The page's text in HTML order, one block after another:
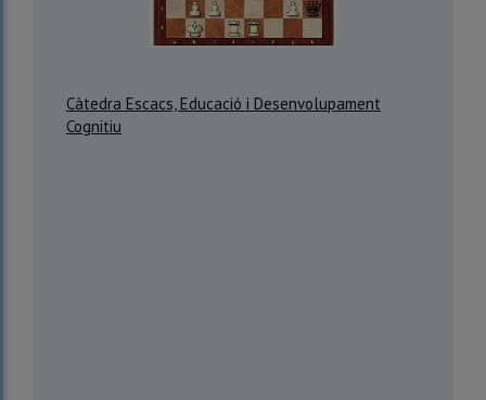
Càtedra Escacs, Educació i Desenvolupament
Cognitiu